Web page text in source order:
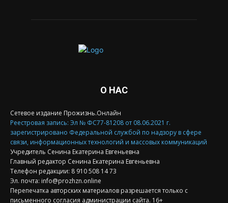
О НАС
Сетевое издание Прожизнь.Онлайн
Реестровая запись: Эл № ФС77-81208 от 08.06.2021 г.
зарегистрировано Федеральной службой по надзору в сфере
связи, информационных технологий и массовых коммуникаций
Учредитель Сенина Екатерина Евгеньевна
Главный редактор Сенина Екатерина Евгеньевна
Телефон редакции: 8 910 508 14 73
Эл. почта: info@prozhzn.online
Перепечатка авторских материалов разрешается только с
письменного согласия администрации сайта. 16+